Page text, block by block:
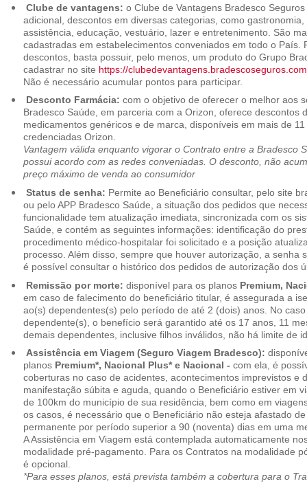
Clube de vantagens: o Clube de Vantagens Bradesco
adicional, descontos em diversas categorias, como
assistência, educação, vestuário, lazer e entretenimento. São
cadastradas em estabelecimentos conveniados em todo o País.
descontos, basta possuir, pelo menos, um produto do Grupo
cadastrar no site https://
Não é necessário acumular pontos para participar.
Desconto Farmácia: com o objetivo de oferecer o melhor aos
Bradesco Saúde, em parceria com a Orizon, oferece descontos
medicamentos genéricos e de marca, disponíveis em mais de
credenciadas Orizon.
Vantagem válida enquanto vigorar o Contrato entre a Bradesco
possui acordo com as redes conveniadas. O desconto, não
preço máximo de venda ao consumidor
Status de senha: Permite ao Beneficiário consultar, pelo site
ou pelo APP Bradesco Saúde, a situação dos pedidos que
funcionalidade tem atualização imediata, sincronizada com os
Saúde, e contém as seguintes informações: identificação do
procedimento médico-hospitalar foi solicitado e a posição
processo. Além disso, sempre que houver autorização, a senha
é possível consultar o histórico dos pedidos de autorização dos
Remissão por morte: disponível para os planos Premium,
em caso de falecimento do beneficiário titular, é assegurada a
ao(s) dependentes(s) pelo período de até 2 (dois) anos. No
dependente(s), o benefício será garantido até os 17 anos, 11
demais dependentes, inclusive filhos inválidos, não há limite de
Assistência em Viagem (Seguro Viagem Bradesco):
planos Premium*, Nacional Plus* e Nacional - com ela, é
coberturas no caso de acidentes, acontecimentos imprevistos e
manifestação súbita e aguda, quando o Beneficiário estiver em
de 100km do município de sua residência, bem como em
os casos, é necessário que o Beneficiário não esteja afastado
permanente por período superior a 90 (noventa) dias em uma
A Assistência em Viagem está contemplada automaticamente
modalidade pré-pagamento. Para os Contratos na modalidade
é opcional.
*Para esses planos, está prevista também a cobertura para o